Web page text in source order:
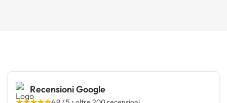
Recensioni Google